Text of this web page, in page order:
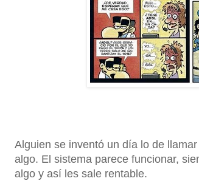
Alguien se inventó un día lo de
algo. El sistema parece funcionar,
algo y así les sale rentable.